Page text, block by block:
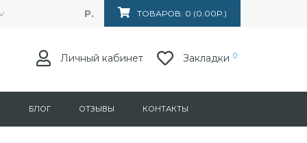
153, ТЦ "Лумина". Магазин "Техника потока"
ТОВАРОВ: 0 (0.00Р.)
Р.
Личный кабинет Закладки 0
БЛОГ ОТЗЫВЫ КОНТАКТЫ